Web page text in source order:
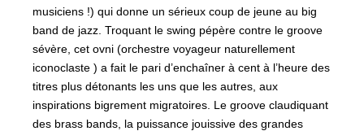
musiciens !) qui donne un sérieux coup de jeune au big
band de jazz. Troquant le swing pépère contre le groove
sévère, cet ovni (orchestre voyageur naturellement
iconoclaste ) a fait le pari d’enchaîner à cent à l’heure des
titres plus détonants les uns que les autres, aux
inspirations bigrement migratoires. Le groove claudiquant
des brass bands, la puissance jouissive des grandes